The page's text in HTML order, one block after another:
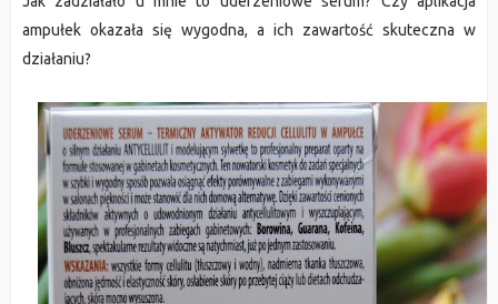
ampułek okazała się wygodna, a ich zawartość skuteczna w
działaniu?